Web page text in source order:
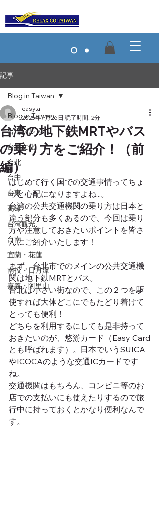
記事
Blog in Taiwan
台湾グルメ
台湾文化
台北
台中
台東
高雄
台湾観光
台南
宜蘭・花蓮
南投・日月潭
嘉義・阿里山
Blog in Taiwan
台湾の地下鉄MRTやバス
の乗り方をご紹介！（前
編）
easyta
2025年7月26日 読了時間: 2分
はじめて行く国での交通事情ってちょ
っと心配になりますよね...。
台湾の公共交通機関の乗り方は日本と
違う部分も多くあるので、今回は乗り
方や注意しておきたいポイントを皆さ
んにご紹介いたします！
まず、台北市でのメインの公共交通機
関は地下鉄MRTとバス。
台北は小さい街なので、この２つを駆
使すれば大体どこにでもたどり着けて
とっても便利！
どちらを利用するにしても是非持って
おきたいのが、悠游カード（Easy Card
とも呼ばれます）。日本でいうSUICA
やICOCAのような交通ICカードです
ね。
交通機関はもちろん、コンビニ等のお
店での支払いにも使えたりするので旅
行中に持っておくとかなり便利なんで
す。